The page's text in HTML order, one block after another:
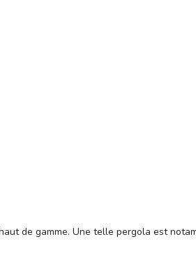
de gamme. Une telle pergola est